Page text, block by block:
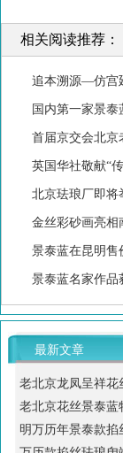
相关阅读推荐：
追本溯源—仿宫
国内第一家景
首届京交会北京
英国华社敬献“
北京珐琅厂即将
金丝彩砂画亮相
景泰蓝在昆明售
景泰蓝名家作品
最新文章
老北京龙凤呈祥花
老北京花丝景泰蓝
明万历年景泰款掐